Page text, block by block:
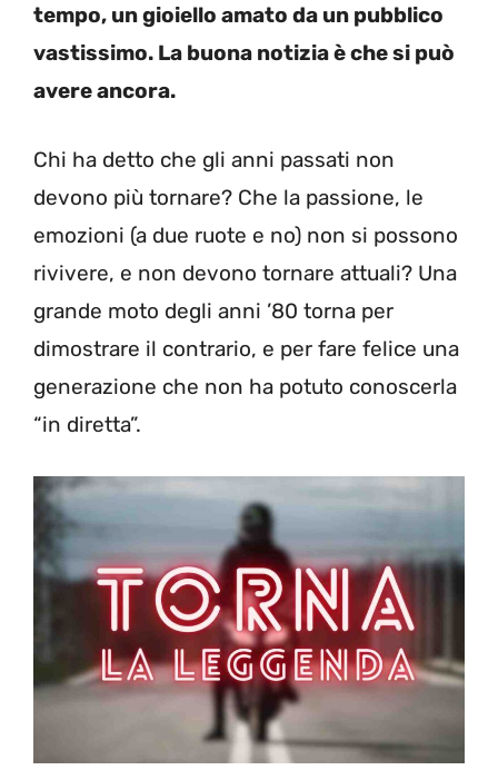
tempo, un gioiello amato da un pubblico
vastissimo. La buona notizia è che si può
avere ancora.
Chi ha detto che gli anni passati non
devono più tornare? Che la passione, le
emozioni (a due ruote e no) non si possono
rivivere, e non devono tornare attuali? Una
grande moto degli anni ’80 torna per
dimostrare il contrario, e per fare felice una
generazione che non ha potuto conoscerla
“in diretta”.